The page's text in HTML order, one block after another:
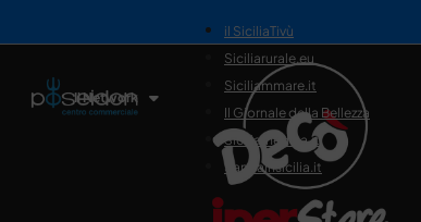
Il Network
il SiciliaTivù
Siciliarurale.eu
Siciliammare.it
Il Giornale della Bellezza
Siciliamedica.it
Sanitainsicilia.it